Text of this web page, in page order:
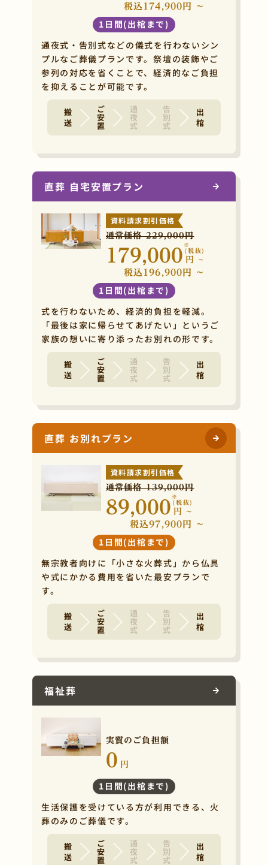
税込174,900円 ~
1日間(出棺まで)
通夜式・告別式などの儀式を行わないシン
プルなご葬儀プランです。祭壇の装飾やご
参列の対応を省くことで、経済的なご負担
を抑えることが可能です。
搬 送 ご安置 通夜式 告別式 出 棺
直葬 自宅安置プラン
資料請求割引価格
通常価格 229,000円
179,000
※
円
(税抜)
~
税込196,900円 ~
1日間(出棺まで)
式を行わないため、経済的負担を軽減。
「最後は家に帰らせてあげたい」というご
家族の想いに寄り添ったお別れの形です。
搬 送 ご安置 通夜式 告別式 出 棺
直葬 お別れプラン
資料請求割引価格
通常価格 139,000円
89,000
※
円
(税抜)
~
税込97,900円 ~
1日間(出棺まで)
無宗教者向けに「小さな火葬式」から仏具
や式にかかる費用を省いた最安プランで
す。
搬 送 ご安置 通夜式 告別式 出 棺
福祉葬
実質のご負担額
0 円
1日間(出棺まで)
生活保護を受けている方が利用できる、火
葬のみのご葬儀です。
搬 送 ご安置 通夜式 告別式 出 棺